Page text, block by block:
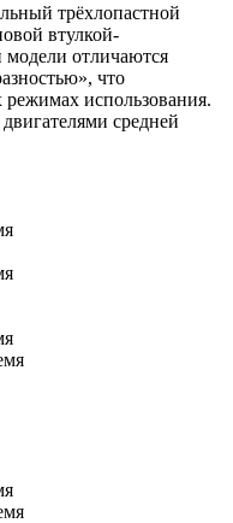
трёхлопастной
втулкой-
модели отличаются
что
использования.
средней